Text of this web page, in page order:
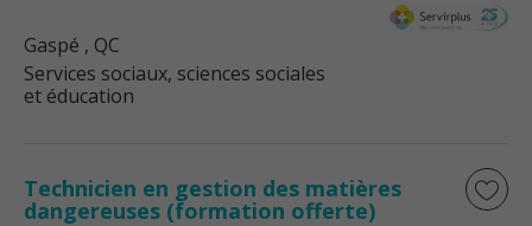
Gaspé , QC
Services sociaux, sciences sociales
et éducation
Technicien en gestion des matières
dangereuses (formation offerte)